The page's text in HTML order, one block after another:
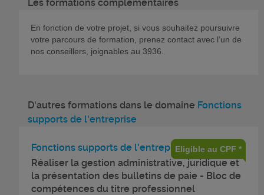
Les formations complémentaires
En fonction de votre projet, si vous souhaitez poursuivre
votre parcours de formation, prenez contact avec l’un de
nos conseillers, joignables au 3936.
D'autres formations dans le domaine Fonctions
supports de l'entreprise
Fonctions supports de l'entreprise
Réaliser la gestion administrative, juridique et
la présentation des bulletins de paie - Bloc de
compétences du titre professionnel
Eligible au CPF *